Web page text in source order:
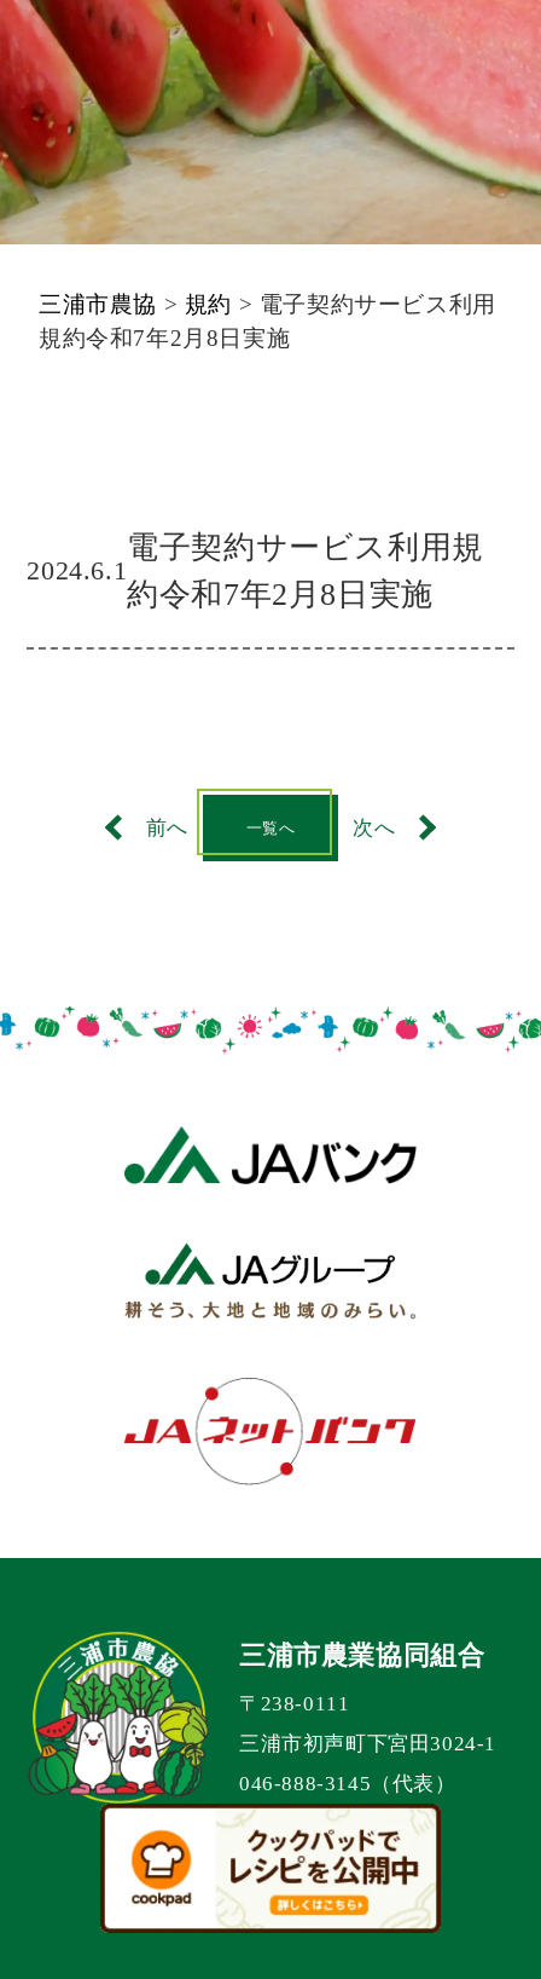
三浦市農協 > 規約 > 電子契約サービス利用
規約令和7年2月8日実施
2024.6.1
電子契約サービス利用規
約令和7年2月8日実施
前へ 一覧へ 次へ
三浦市農業協同組合
〒238-0111
三浦市初声町下宮田3024-1
046-888-3145（代表）